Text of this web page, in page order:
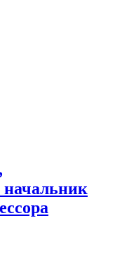
начальник